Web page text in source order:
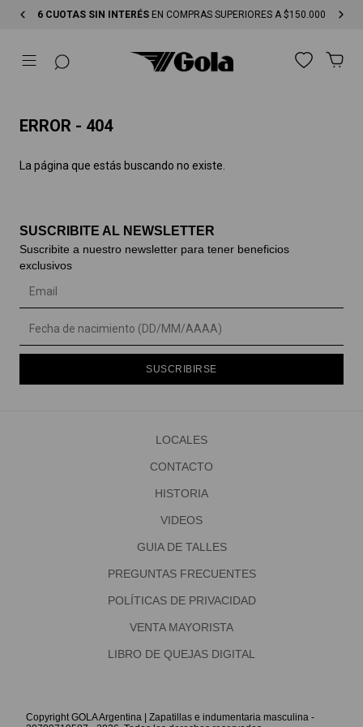
6 CUOTAS SIN INTERÉS EN COMPRAS SUPERIORES A $150.000
ERROR - 404
La página que estás buscando no existe.
SUSCRIBITE AL NEWSLETTER
Suscribite a nuestro newsletter para tener beneficios
exclusivos
SUSCRIBIRSE
LOCALES
CONTACTO
HISTORIA
VIDEOS
GUIA DE TALLES
PREGUNTAS FRECUENTES
POLÍTICAS DE PRIVACIDAD
VENTA MAYORISTA
LIBRO DE QUEJAS DIGITAL
Copyright GOLA Argentina | Zapatillas e indumentaria masculina -